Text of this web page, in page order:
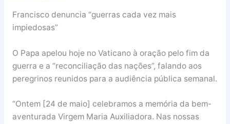
Francisco denuncia “guerras cada vez mais
impiedosas”
O Papa apelou hoje no Vaticano à oração pelo fim da
guerra e a “reconciliação das nações”, falando aos
peregrinos reunidos para a audiência pública semanal.
“Ontem [24 de maio] celebramos a memória da bem-
aventurada Virgem Maria Auxiliadora. Nas nossas